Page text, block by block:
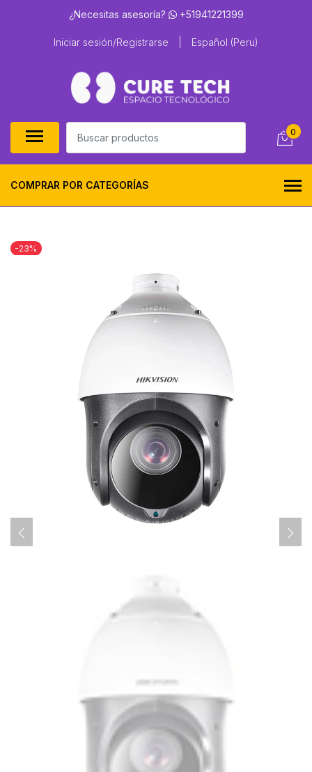
¿Necesitas asesoría? +51941221399
Iniciar sesión/Registrarse Español (Peru)
0
COMPRAR POR CATEGORÍAS
-23%